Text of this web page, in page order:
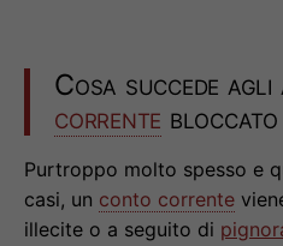
Cosa succede
corrente bloccato
Purtroppo molto spesso e
casi, un conto corrente
illecite o a seguito di